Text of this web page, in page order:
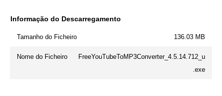
Informação do Descarregamento
Tamanho do Ficheiro 136.03 MB
Nome do Ficheiro
FreeYouTubeToMP3Converter_4.5.14.712_u
.exe